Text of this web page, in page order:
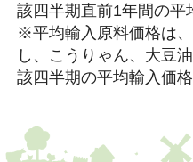
該四半期直前1年間の平
※平均輸入原料価格は
し、こうりゃん、大豆
該四半期の平均輸入価格